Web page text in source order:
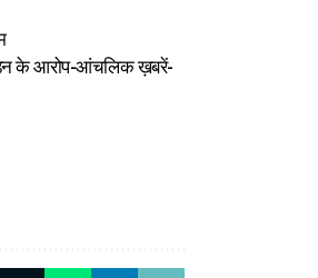
के आरोप-आंचलिक ख़बरें-